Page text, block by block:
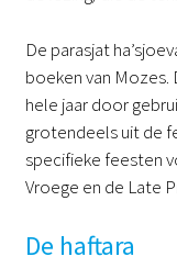
De parasjat
boeken van
hele jaar door
grotendeels uit de
specifieke feesten
Vroege en de Late
De haftara